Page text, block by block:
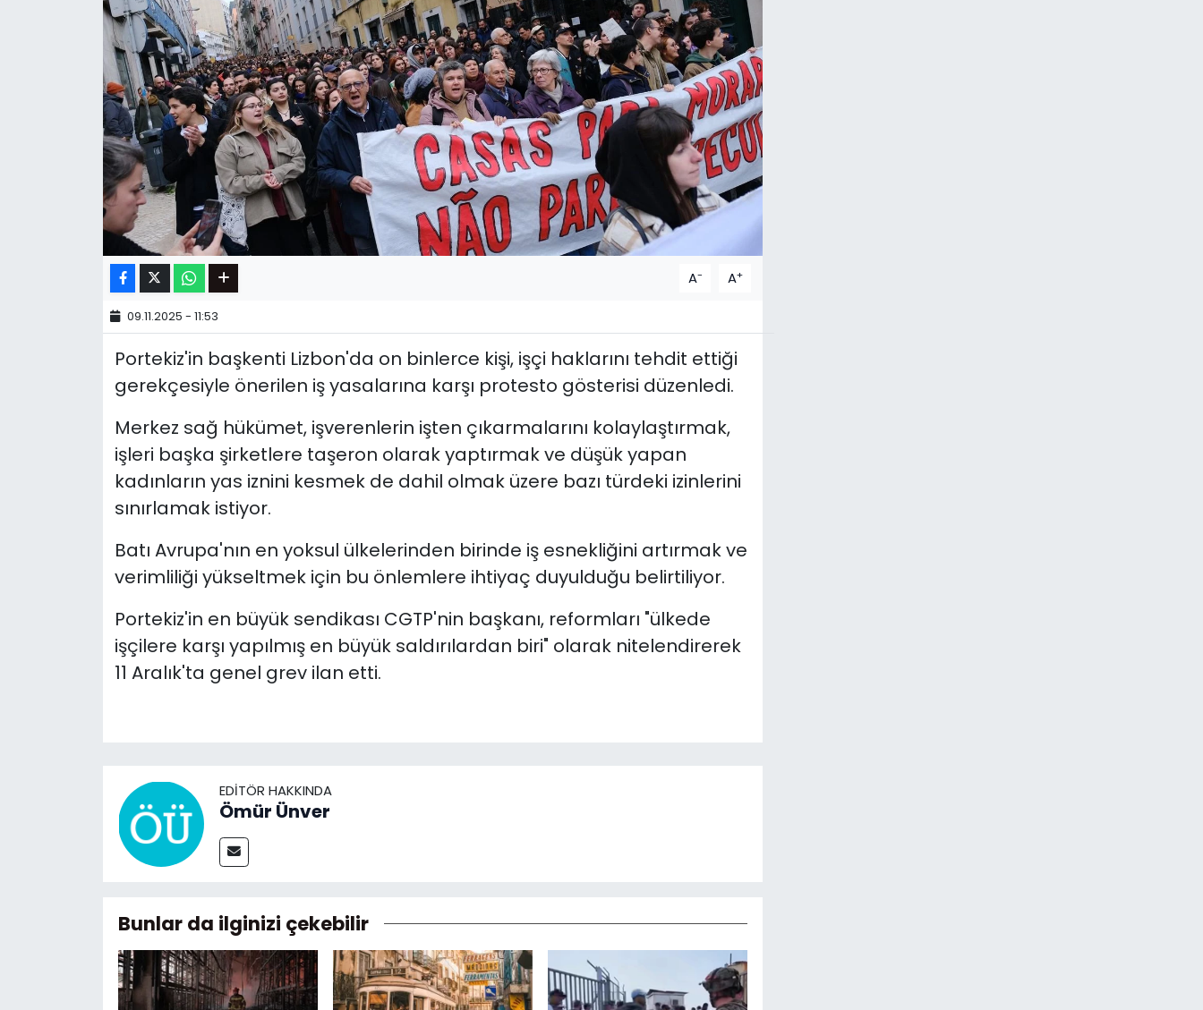
A- A+
09.11.2025 - 11:53
Portekiz'in başkenti Lizbon'da on binlerce kişi, işçi haklarını tehdit ettiği
gerekçesiyle önerilen iş yasalarına karşı protesto gösterisi düzenledi.
Merkez sağ hükümet, işverenlerin işten çıkarmalarını kolaylaştırmak,
işleri başka şirketlere taşeron olarak yaptırmak ve düşük yapan
kadınların yas iznini kesmek de dahil olmak üzere bazı türdeki izinlerini
sınırlamak istiyor.
Batı Avrupa'nın en yoksul ülkelerinden birinde iş esnekliğini artırmak ve
verimliliği yükseltmek için bu önlemlere ihtiyaç duyulduğu belirtiliyor.
Portekiz'in en büyük sendikası CGTP'nin başkanı, reformları "ülkede
işçilere karşı yapılmış en büyük saldırılardan biri" olarak nitelendirerek
11 Aralık'ta genel grev ilan etti.
EDITÖR HAKKINDA
Ömür Ünver
Bunlar da ilginizi çekebilir